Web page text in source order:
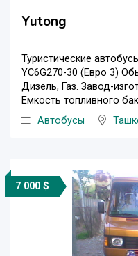
Yutong
Туристические
YC6G270-30 (Евро 3)
Дизель, Газ. Завод-
Емкость топливного
Автобусы
7 000 $